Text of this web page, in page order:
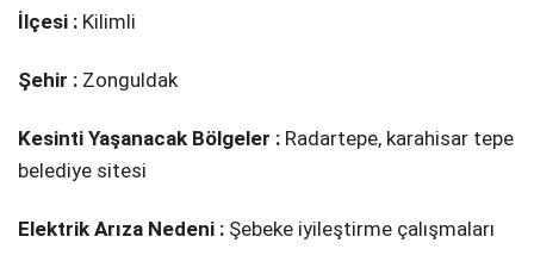
İlçesi : Kilimli
Şehir : Zonguldak
Kesinti Yaşanacak Bölgeler : Radartepe, karahi̇sar tepe
beledi̇ye si̇tesi̇
Elektrik Arıza Nedeni : Şebeke i̇yi̇leşti̇rme çalışmaları